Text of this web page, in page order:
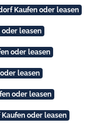
Kaufen oder leasen
oder leasen
oder leasen
leasen
oder leasen
oder leasen